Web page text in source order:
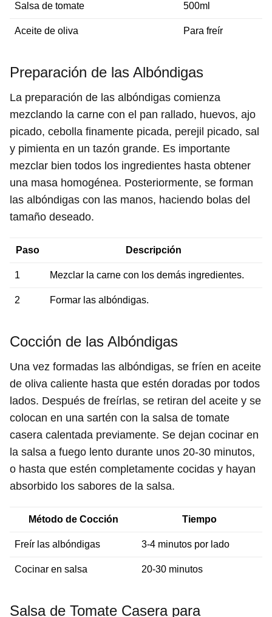
Salsa de tomate 500ml
Aceite de oliva Para freír
Preparación de las Albóndigas
La preparación de las albóndigas comienza
mezclando la carne con el pan rallado, huevos, ajo
picado, cebolla finamente picada, perejil picado, sal
y pimienta en un tazón grande. Es importante
mezclar bien todos los ingredientes hasta obtener
una masa homogénea. Posteriormente, se forman
las albóndigas con las manos, haciendo bolas del
tamaño deseado.
Paso Descripción
1 Mezclar la carne con los demás ingredientes.
2 Formar las albóndigas.
Cocción de las Albóndigas
Una vez formadas las albóndigas, se fríen en aceite
de oliva caliente hasta que estén doradas por todos
lados. Después de freírlas, se retiran del aceite y se
colocan en una sartén con la salsa de tomate
casera calentada previamente. Se dejan cocinar en
la salsa a fuego lento durante unos 20-30 minutos,
o hasta que estén completamente cocidas y hayan
absorbido los sabores de la salsa.
Método de Cocción Tiempo
Freír las albóndigas 3-4 minutos por lado
Cocinar en salsa 20-30 minutos
Salsa de Tomate Casera para